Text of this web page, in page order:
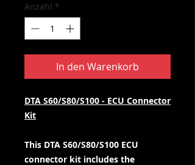
Anzahl *
In den Warenkorb
DTA S60/S80/S100 - ECU Connector
Kit
This DTA S60/S80/S100 ECU
connector kit includes the